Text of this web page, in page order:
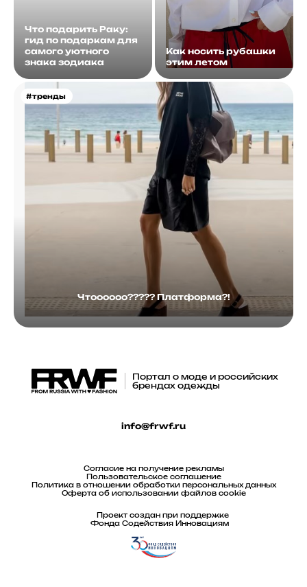
Что подарить Раку:
гид по подаркам для
самого уютного
знака зодиака
Как носить рубашки
этим летом
#тренды
Чтоооооо????? Платформа?!
Портал о моде и российских
брендах одежды
info@frwf.ru
Согласие на получение рекламы
Пользовательское соглашение
Политика в отношении обработки персональных данных
Оферта об использовании файлов cookie
Проект создан при поддержке
Фонда Содействия Инновациям